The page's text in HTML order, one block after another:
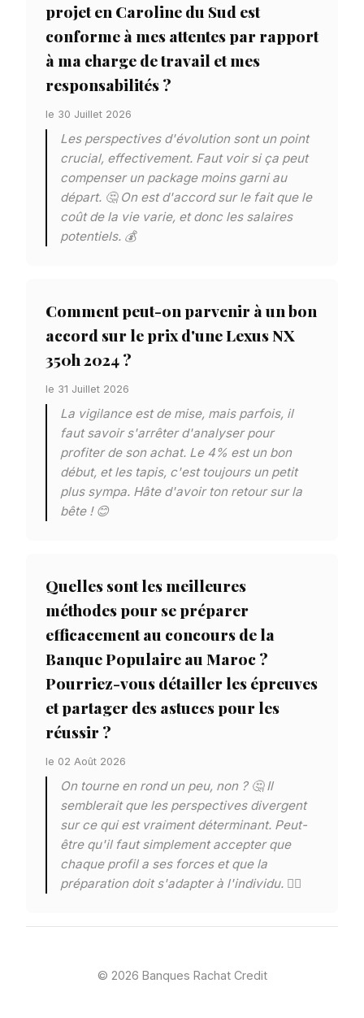
projet en Caroline du Sud est
conforme à mes attentes par rapport
à ma charge de travail et mes
responsabilités ?
le 30 Juillet 2026
Les perspectives d'évolution sont un point
crucial, effectivement. Faut voir si ça peut
compenser un package moins garni au
départ. 🤔 On est d'accord sur le fait que le
coût de la vie varie, et donc les salaires
potentiels. 💰
Comment peut-on parvenir à un bon
accord sur le prix d'une Lexus NX
350h 2024 ?
le 31 Juillet 2026
La vigilance est de mise, mais parfois, il
faut savoir s'arrêter d'analyser pour
profiter de son achat. Le 4% est un bon
début, et les tapis, c'est toujours un petit
plus sympa. Hâte d'avoir ton retour sur la
bête ! 😊
Quelles sont les meilleures
méthodes pour se préparer
efficacement au concours de la
Banque Populaire au Maroc ?
Pourriez-vous détailler les épreuves
et partager des astuces pour les
réussir ?
le 02 Août 2026
On tourne en rond un peu, non ? 🤔 Il
semblerait que les perspectives divergent
sur ce qui est vraiment déterminant. Peut-
être qu'il faut simplement accepter que
chaque profil a ses forces et que la
préparation doit s'adapter à l'individu. 🧘‍♂️
© 2026 Banques Rachat Credit